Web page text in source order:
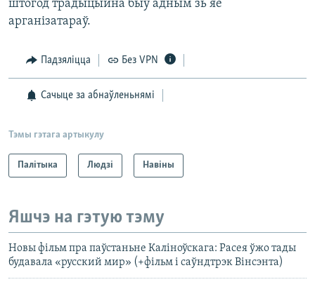
штогод традыцыйна быў адным зь яе
арганізатараў.
Падзяліцца Без VPN
Сачыце за абнаўленьнямі
Тэмы гэтага артыкулу
Палітыка Людзі Навіны
Яшчэ на гэтую тэму
Новы фільм пра паўстаньне Каліноўскага: Расея ўжо тады
будавала «русский мир» (+фільм і саўндтрэк Вінсэнта)